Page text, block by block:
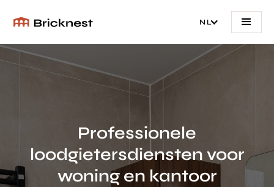
NL
Professionele
loodgietersdiensten voor
woning en kantoor